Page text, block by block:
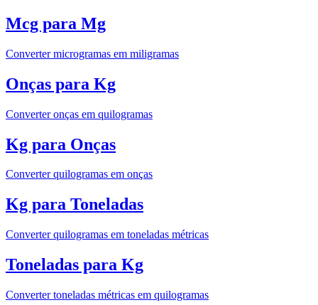
Mcg para Mg
Converter microgramas em miligramas
Onças para Kg
Converter onças em quilogramas
Kg para Onças
Converter quilogramas em onças
Kg para Toneladas
Converter quilogramas em toneladas métricas
Toneladas para Kg
Converter toneladas métricas em quilogramas